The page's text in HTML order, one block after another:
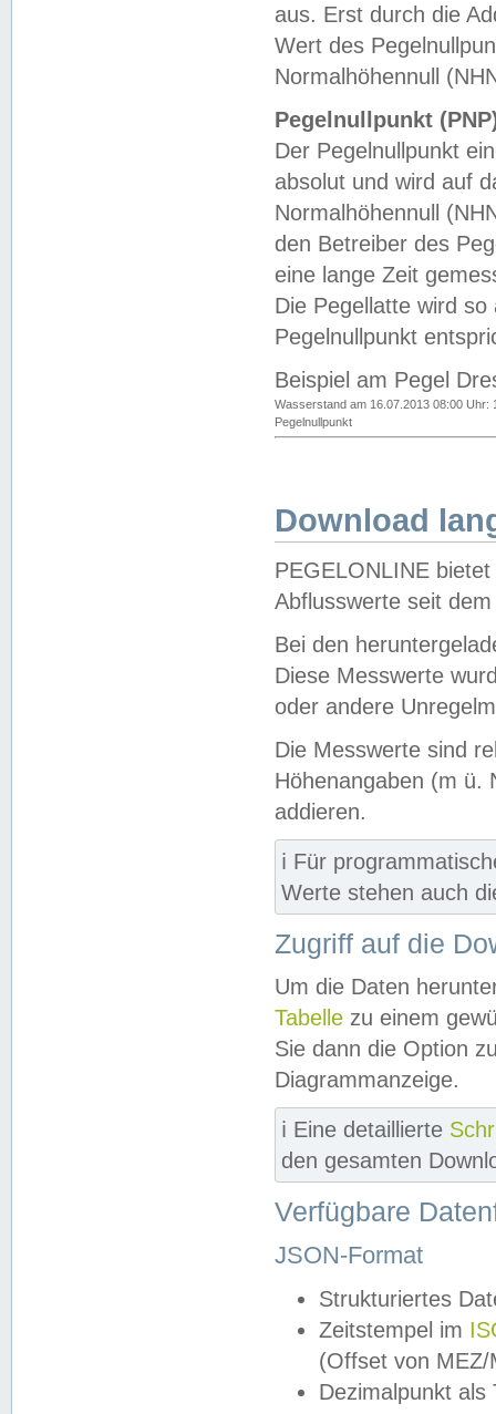
aus. Erst durch die
Wert des
Normalhöhennull
Pegelnullpunkt
Der Pegelnullpunkt
absolut und wird auf
Normalhöhennull
den Betreiber des
eine lange Zeit
Die Pegellatte wird
Pegelnullpunkt
Beispiel am Pegel
Wasserstand am 16.07.2013 08:00 Uhr:
Pegelnullpunkt
Download
PEGELONLINE
Abflusswerte seit
Bei den
Diese Messwerte
oder andere
Die Messwerte sind
Höhenangaben (m ü.
addieren.
ℹ️ Für
Werte stehen auch
Zugriff auf die
Um die Daten
Tabelle zu einem
Sie dann die Option
Diagrammanzeige.
ℹ️ Eine detaillierte
den gesamten
Verfügbare
JSON-Format
Strukturiertes
Zeitstempel im
(Offset von MEZ/
Dezimalpunkt als